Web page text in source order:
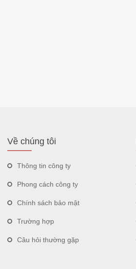
Về chúng tôi
Thông tin công ty
Phong cách công ty
Chính sách bảo mật
Trường hợp
Câu hỏi thường gặp